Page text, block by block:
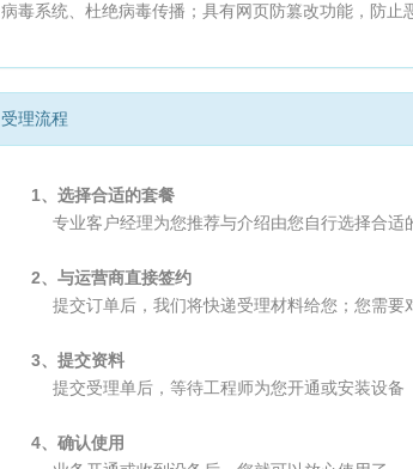
病毒系统、杜绝病毒传播；具有网页防篡改功能，防止
受理流程
1、选择合适的套餐
专业客户经理为您推荐与介绍由您自行选择合适
2、与运营商直接签约
提交订单后，我们将快递受理材料给您；您需
3、提交资料
提交受理单后，等待工程师为您开通或安装设备
4、确认使用